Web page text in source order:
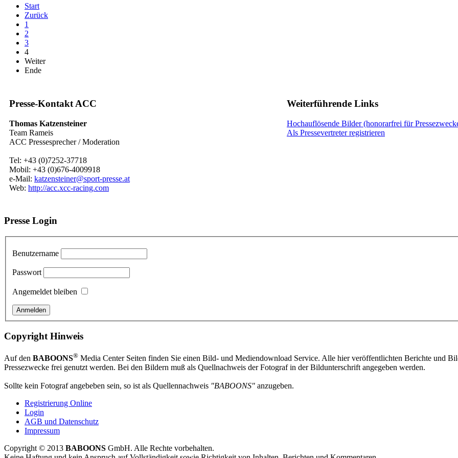
Start
Zurück
1
2
3
4
Weiter
Ende
Presse-Kontakt ACC
Thomas Katzensteiner
Team Rameis
ACC Pressesprecher / Moderation
Tel: +43 (0)7252-37718
Mobil: +43 (0)676-4009918
e-Mail: katzensteiner@sport-presse.at
Web: http://acc.xcc-racing.com
Weiterführende Links
Hochauflösende Bilder (honorarfrei für
Als Pressevertreter registrieren
Presse Login
Benutzername
Passwort
Angemeldet bleiben
Copyright Hinweis
Auf den BABOONS® Media Center Seiten finden Sie einen Bild- und Mediendownload Service. Alle hier veröffentlichten Berichte und
Pressezwecke frei genutzt werden. Bei den Bildern muß als Quellnachweis der Fotograf in der Bildunterschrift angegeben werden.
Sollte kein Fotograf angebeben sein, so ist als Quellennachweis "BABOONS" anzugeben.
Registrierung Online
Login
AGB und Datenschutz
Impressum
Copyright © 2013 BABOONS GmbH. Alle Rechte vorbehalten.